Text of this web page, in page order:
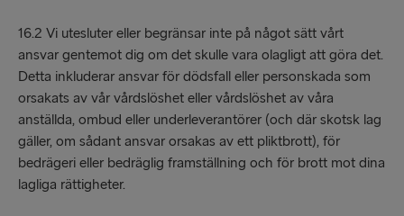
16.2 Vi utesluter eller begränsar inte på något sätt vårt
ansvar gentemot dig om det skulle vara olagligt att göra det.
Detta inkluderar ansvar för dödsfall eller personskada som
orsakats av vår vårdslöshet eller vårdslöshet av våra
anställda, ombud eller underleverantörer (och där skotsk lag
gäller, om sådant ansvar orsakas av ett pliktbrott), för
bedrägeri eller bedräglig framställning och för brott mot dina
lagliga rättigheter.